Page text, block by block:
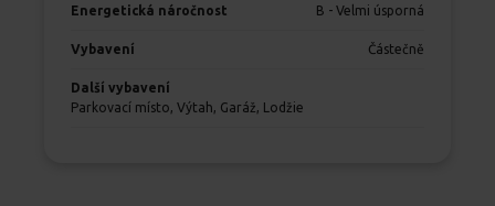
Energetická náročnost B - Velmi úsporná
Vybavení Částečně
Další vybavení
Parkovací místo, Výtah, Garáž, Lodžie